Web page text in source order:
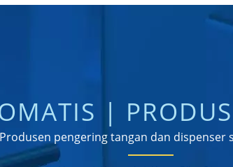
|
STEEL |
pengering tangan dan dispenser